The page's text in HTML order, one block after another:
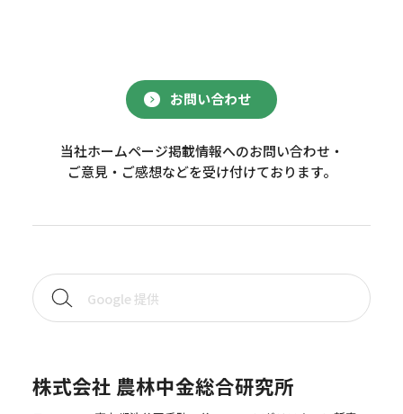
お問い合わせ
当社ホームページ掲載情報へのお問い合わせ・
ご意見・ご感想などを受け付けております。
株式会社 農林中金総合研究所